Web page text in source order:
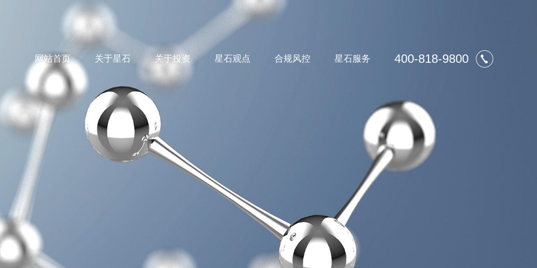
网站首页 关于星石 关于投资 星石观点 合规风控 星石服务 400-818-9800